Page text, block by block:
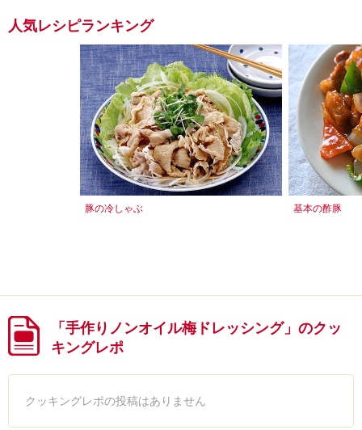
人気レシピランキング
豚の冷しゃぶ 基本の酢豚
「手作りノンオイル梅ドレッシング」のクッ
キングレポ
クッキングレポの投稿はありません